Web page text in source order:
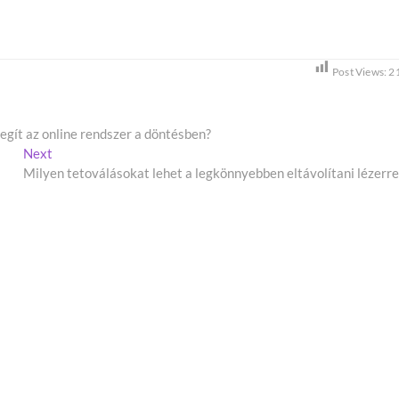
Post Views:
az online rendszer a döntésben?
Next
e
Milyen tetoválásokat lehet a legkönnyebben eltávolítani